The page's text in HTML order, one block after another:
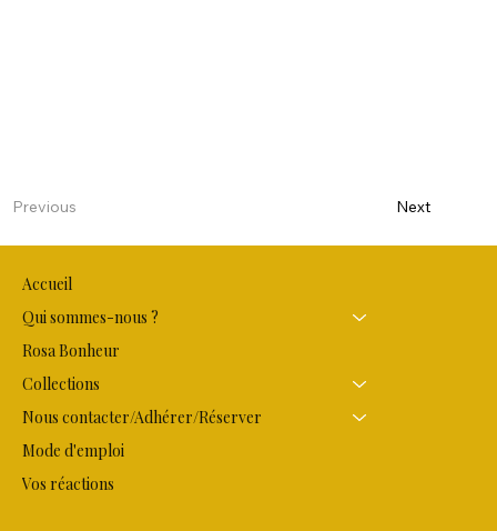
Previous Next
Accueil
Qui sommes-nous ?
Rosa Bonheur
Collections
Nous contacter/Adhérer/Réserver
Mode d'emploi
Vos réactions